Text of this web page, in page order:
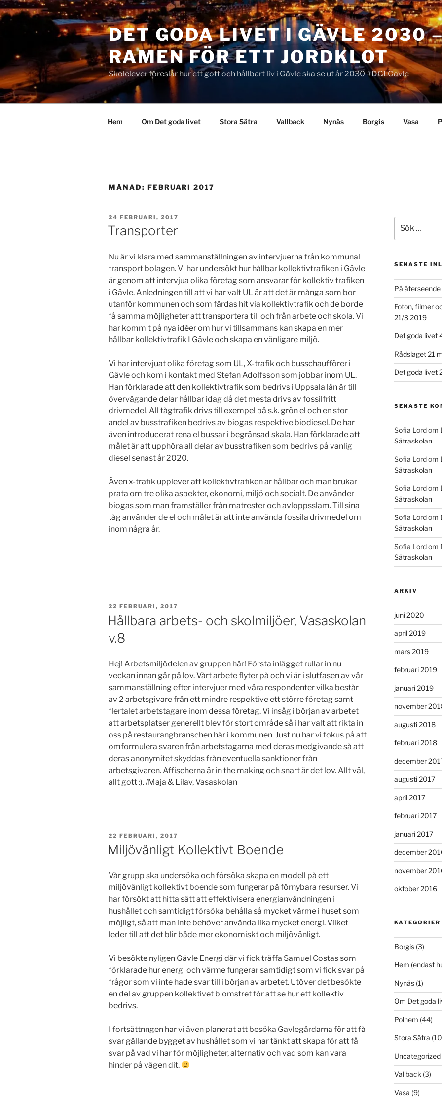
Hoppa
till
DET GODA LIVET I GÄVLE 2030
RAMEN FÖR ETT JORDKLOT
Skolelever föreslår hur ett gott och hållbart liv i Gävle ska se ut år 2030 #DGLGavle
Hem Om Det goda livet Stora Sätra Vallback Nynäs Borgis Vasa
MÅNAD: FEBRUARI 2017
PUBLICERAT
24 FEBRUARI, 2017
Transporter
Nu är vi klara med sammanställningen av intervjuerna från kommunal
transport bolagen. Vi har undersökt hur hållbar kollektivtrafiken i Gävle
är genom att intervjua olika företag som ansvarar för kollektiv trafiken
i Gävle. Anledningen till att vi har valt UL är att det är många som bor
utanför kommunen och som färdas hit via kollektivtrafik och de borde
få samma möjligheter att transportera till och från arbete och skola. Vi
har kommit på nya idéer om hur vi tillsammans kan skapa en mer
hållbar kollektivtrafik I Gävle och skapa en vänligare miljö.
Vi har intervjuat olika företag som UL, X-trafik och busschaufförer i
Gävle och kom i kontakt med Stefan Adolfsson som jobbar inom UL.
Han förklarade att den kollektivtrafik som bedrivs i Uppsala län är till
övervägande delar hållbar idag då det mesta drivs av fossilfritt
drivmedel. All tågtrafik drivs till exempel på s.k. grön el och en stor
andel av busstrafiken bedrivs av biogas respektive biodiesel. De har
även introducerat rena el bussar i begränsad skala. Han förklarade att
målet är att upphöra all delar av busstrafiken som bedrivs på vanlig
diesel senast år 2020.
Även x-trafik upplever att kollektivtrafiken är hållbar och man brukar
prata om tre olika aspekter, ekonomi, miljö och socialt. De använder
biogas som man framställer från matrester och avloppsslam. Till sina
tåg använder de el och målet är att inte använda fossila drivmedel om
inom några år.
PUBLICERAT
22 FEBRUARI, 2017
Hållbara arbets- och skolmiljöer, Vasaskolan
v.8
Hej! Arbetsmiljödelen av gruppen här! Första inlägget rullar in nu
veckan innan går på lov. Vårt arbete flyter på och vi är i slutfasen av vår
sammanställning efter intervjuer med våra respondenter vilka består
av 2 arbetsgivare från ett mindre respektive ett större företag samt
flertalet arbetstagare inom dessa företag. Vi insåg i början av arbetet
att arbetsplatser generellt blev för stort område så i har valt att rikta in
oss på restaurangbranschen här i kommunen. Just nu har vi fokus på att
omformulera svaren från arbetstagarna med deras medgivande så att
deras anonymitet skyddas från eventuella sanktioner från
arbetsgivaren. Affischerna är in the making och snart är det lov. Allt väl,
allt gott :). /Maja & Lilav, Vasaskolan
PUBLICERAT
22 FEBRUARI, 2017
Miljövänligt Kollektivt Boende
Vår grupp ska undersöka och försöka skapa en modell på ett
miljövänligt kollektivt boende som fungerar på förnybara resurser. Vi
har försökt att hitta sätt att effektivisera energianvändningen i
hushållet och samtidigt försöka behålla så mycket värme i huset som
möjligt, så att man inte behöver använda lika mycket energi. Vilket
leder till att det blir både mer ekonomiskt och miljövänligt.
Vi besökte nyligen Gävle Energi där vi fick träffa Samuel Costas som
förklarade hur energi och värme fungerar samtidigt som vi fick svar på
frågor som vi inte hade svar till i början av arbetet. Utöver det besökte
en del av gruppen kollektivet blomstret för att se hur ett kollektiv
bedrivs.
I fortsättnngen har vi även planerat att besöka Gavlegårdarna för att få
svar gällande bygget av hushållet som vi har tänkt att skapa för att få
svar på vad vi har för möjligheter, alternativ och vad som kan vara
hinder på vägen dit.
efter:
SENASTE
På
Foton, filmer
21/3 2019
Det goda livet
Rådslaget 21
Det goda livet
SENASTE
Sofia Lordom
Sätraskolan
Sofia Lordom
Sätraskolan
Sofia Lordom
Sätraskolan
Sofia Lordom
Sätraskolan
Sofia Lordom
Sätraskolan
ARKIV
juni 2020
april 2019
mars 2019
februari 2019
januari 2019
november
augusti 2018
februari 2018
december
augusti 2017
april 2017
februari 2017
januari 2017
december
november
oktober 2016
KATEGORIER
Borgis(3)
Hem (endast
Nynäs(1)
Om Det goda
Polhem (44)
Stora Sätra
Uncategorized
Vallback (3)
Vasa (9)